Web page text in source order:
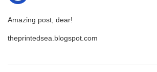
Amazing post, dear!
theprintedsea.blogspot.com